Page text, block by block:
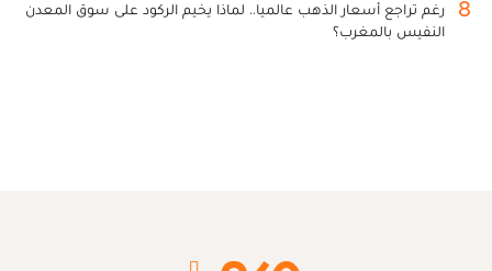
8
رغم تراجع أسعار الذهب عالميا.. لماذا يخيم الركود على سوق المعدن
النفيس بالمغرب؟